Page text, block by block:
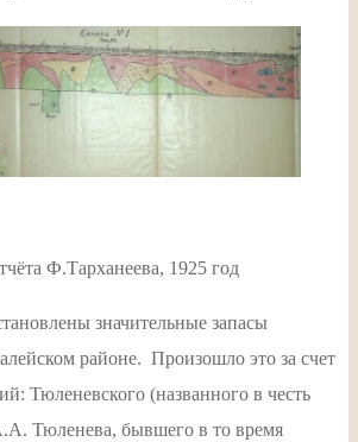
Ф.Тарханеева, 1925 год
значительные запасы
районе. Произошло это за счет
Тюленевского (названного в честь
Тюленева, бывшего в то время